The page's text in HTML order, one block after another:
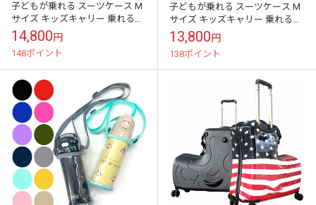
子どもが乗れる スーツケース M
サイズ キッズキャリー 乗れるキ
ャリー 子供用 かわいい 子供乗れ
る キャリーケース 乗れる 子供...
14,800円
148ポイント
子どもが乗れる スーツケース M
サイズ キッズキャリー 乗れるキ
ャリー 子供用 かわいい 子供乗れ
る キャリーケース 乗れる 子供...
13,800円
138ポイント